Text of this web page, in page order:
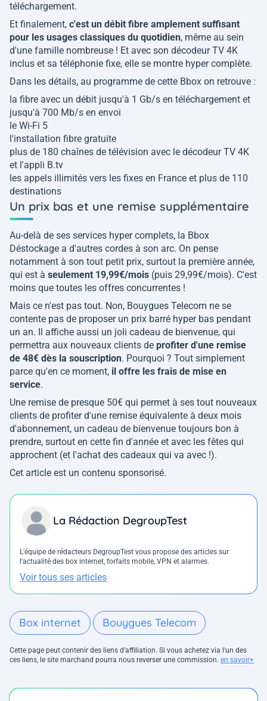
téléchargement.
Et finalement, c'est un débit fibre amplement suffisant
pour les usages classiques du quotidien, même au sein
d'une famille nombreuse ! Et avec son décodeur TV 4K
inclus et sa téléphonie fixe, elle se montre hyper complète.
Dans les détails, au programme de cette Bbox on retrouve :
la fibre avec un débit jusqu'à 1 Gb/s en téléchargement et
jusqu'à 700 Mb/s en envoi
le Wi-Fi 5
l'installation fibre gratuite
plus de 180 chaînes de télévision avec le décodeur TV 4K
et l'appli B.tv
les appels illimités vers les fixes en France et plus de 110
destinations
Un prix bas et une remise supplémentaire
Au-delà de ses services hyper complets, la Bbox
Déstockage a d'autres cordes à son arc. On pense
notamment à son tout petit prix, surtout la première année,
qui est à seulement 19,99€/mois (puis 29,99€/mois). C'est
moins que toutes les offres concurrentes !
Mais ce n'est pas tout. Non, Bouygues Telecom ne se
contente pas de proposer un prix barré hyper bas pendant
un an. Il affiche aussi un joli cadeau de bienvenue, qui
permettra aux nouveaux clients de profiter d'une remise
de 48€ dès la souscription. Pourquoi ? Tout simplement
parce qu'en ce moment, il offre les frais de mise en
service.
Une remise de presque 50€ qui permet à ses tout nouveaux
clients de profiter d'une remise équivalente à deux mois
d'abonnement, un cadeau de bienvenue toujours bon à
prendre, surtout en cette fin d'année et avec les fêtes qui
approchent (et l'achat des cadeaux qui va avec !).
Cet article est un contenu sponsorisé.
La Rédaction DegroupTest
L'équipe de rédacteurs DegroupTest vous propose des articles sur
l'actualité des box internet, forfaits mobile, VPN et alarmes.
Voir tous ses articles
Box internet Bouygues Telecom
Cette page peut contenir des liens d’affiliation. Si vous achetez via l'un des
ces liens, le site marchand pourra nous reverser une commission. en savoir+